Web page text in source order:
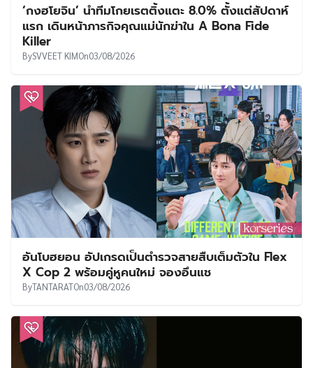
‘กงฮโยจิน’ นำทีมโกยเรตติ้งแตะ 8.0% ตั้งแต่สัปดาห์
แรก เดินหน้าภารกิจคุณแม่นักฆ่าใน A Bona Fide
Killer
BySVVEET KIMOn03/08/2026
อันโบฮยอน อัปเกรดเป็นตำรวจสายสืบเต็มตัวใน Flex
X Cop 2 พร้อมคู่หูคนใหม่ จองอึนแช
ByTANTARATOn03/08/2026